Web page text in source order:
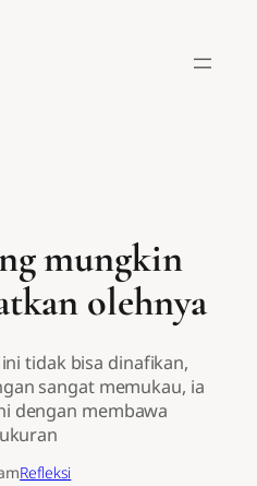
mungkin
olehnya
tidak bisa dinafikan,
sangat memukau, ia
dengan membawa
Refleksi